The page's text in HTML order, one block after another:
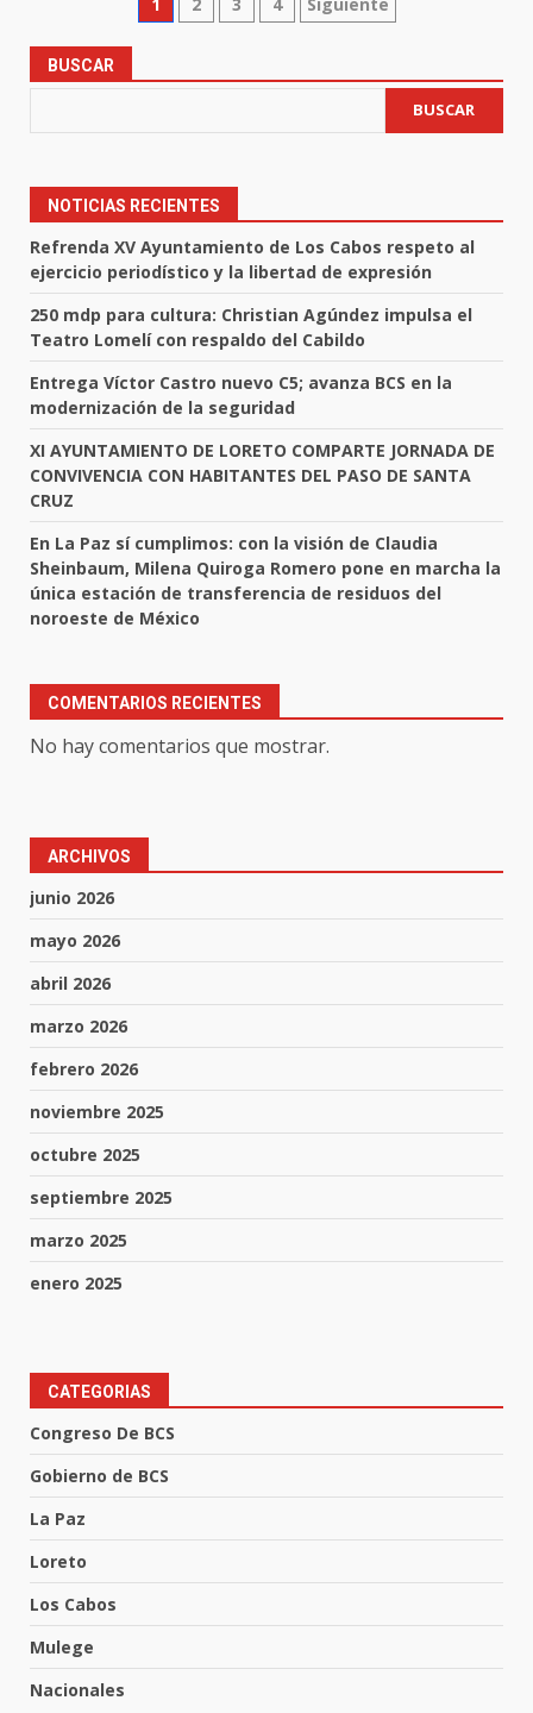
Paginación
entradas
BUSCAR
BUSCAR
NOTICIAS RECIENTES
Refrenda XV Ayuntamiento de Los Cabos respeto al
ejercicio periodístico y la libertad de expresión
250 mdp para cultura: Christian Agúndez impulsa el
Teatro Lomelí con respaldo del Cabildo
Entrega Víctor Castro nuevo C5; avanza BCS en la
modernización de la seguridad
XI AYUNTAMIENTO DE LORETO COMPARTE JORNADA DE
CONVIVENCIA CON HABITANTES DEL PASO DE SANTA
CRUZ
En La Paz sí cumplimos: con la visión de Claudia
Sheinbaum, Milena Quiroga Romero pone en marcha la
única estación de transferencia de residuos del
noroeste de México
COMENTARIOS RECIENTES
No hay comentarios que mostrar.
ARCHIVOS
junio 2026
mayo 2026
abril 2026
marzo 2026
febrero 2026
noviembre 2025
octubre 2025
septiembre 2025
marzo 2025
enero 2025
CATEGORIAS
Congreso De BCS
Gobierno de BCS
La Paz
Loreto
Los Cabos
Mulege
Nacionales